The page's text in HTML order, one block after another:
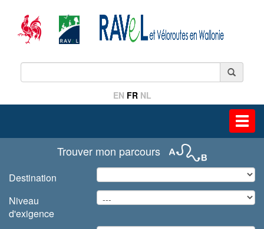
EN FR NL
Trouver mon parcours
Destination
Niveau
d'exigence